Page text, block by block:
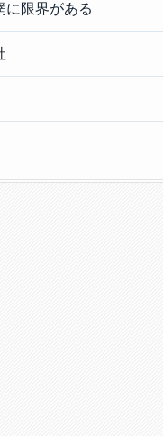
に限界がある